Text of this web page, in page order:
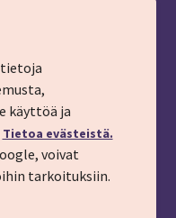
käyttöä ja
Tietoa evästeistä.
voivat
tarkoituksiin.